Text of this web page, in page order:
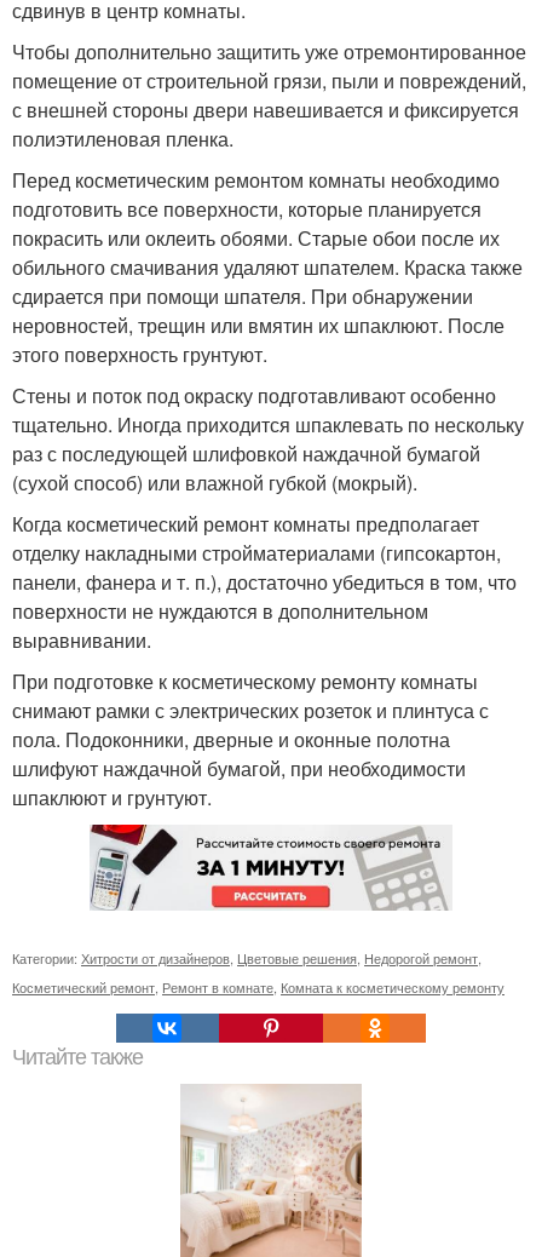
сдвинув в центр комнаты.
Чтобы дополнительно защитить уже отремонтированное
помещение от строительной грязи, пыли и повреждений,
с внешней стороны двери навешивается и фиксируется
полиэтиленовая пленка.
Перед косметическим ремонтом комнаты необходимо
подготовить все поверхности, которые планируется
покрасить или оклеить обоями. Старые обои после их
обильного смачивания удаляют шпателем. Краска также
сдирается при помощи шпателя. При обнаружении
неровностей, трещин или вмятин их шпаклюют. После
этого поверхность грунтуют.
Стены и поток под окраску подготавливают особенно
тщательно. Иногда приходится шпаклевать по нескольку
раз с последующей шлифовкой наждачной бумагой
(сухой способ) или влажной губкой (мокрый).
Когда косметический ремонт комнаты предполагает
отделку накладными стройматериалами (гипсокартон,
панели, фанера и т. п.), достаточно убедиться в том, что
поверхности не нуждаются в дополнительном
выравнивании.
При подготовке к косметическому ремонту комнаты
снимают рамки с электрических розеток и плинтуса с
пола. Подоконники, дверные и оконные полотна
шлифуют наждачной бумагой, при необходимости
шпаклюют и грунтуют.
Категории: Хитрости от дизайнеров Цветовые решения Недорогой ремонт
Косметический ремонт Ремонт в комнате Комната к косметическому ремонту
Читайте также